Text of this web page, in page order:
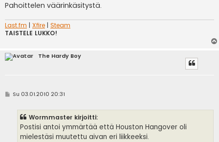
Pahoittelen väärinkäsitystä.
Last.fm | Xfire | Steam
TAISTELE LUKKO!
The Hardy Boy
VSu 03.01.2010 20:31
Wormmaster kirjoitti:
Postisi antoi ymmärtää että Houston Hangover oli
mielestäsi muutettu aivan eri liikkeeksi.